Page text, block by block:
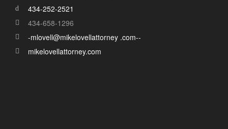
434-252-2521
434-658-1296
-mlovell@mikelovellattorney .com--
mikelovellattorney.com